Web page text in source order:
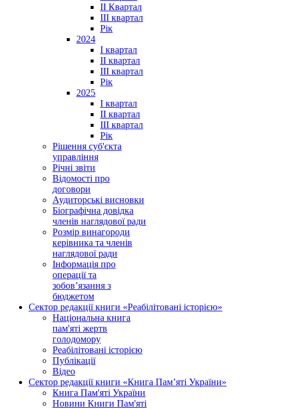
ІІ Квартал
III квартал
Рік
2024
I квартал
II квартал
III квартал
Рік
2025
I квартал
II квартал
III квартал
Рік
Рішення суб'єкта
управління
Річні звіти
Відомості про
договори
Аудиторські висновки
Біографічна довідка
членів наглядової ради
Розмір винагороди
керівника та членів
наглядової ради
Інформація про
операції та
зобов’язання з
бюджетом
Сектор редакції книги «Реабілітовані історією»
Національна книга
пам'яті жертв
голодомору
Реабілітовані історією
Публікації
Відео
Сектор редакції книги «Книга Пам’яті України»
Книга Пам'яті України
Новини Книги Пам'яті